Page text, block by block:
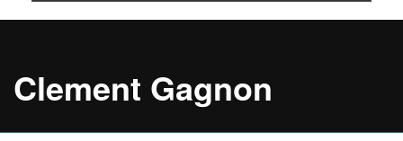
Clement Gagnon